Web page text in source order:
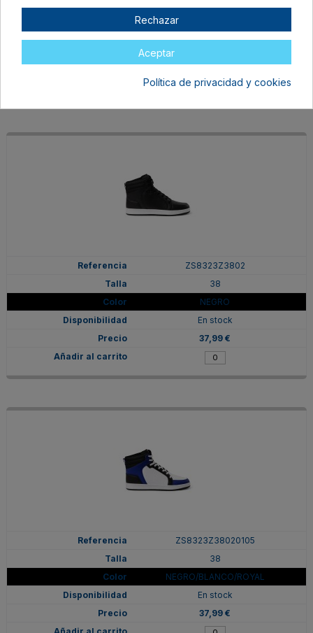
38
BLANCO/MARINO
37,99 €
ZS8323Z3802
38
NEGRO
En stock
37,99 €
ZS8323Z38020105
38
NEGRO/BLANCO/ROYAL
En stock
37,99 €
Rechazar
Aceptar
Política de privacidad y cookies